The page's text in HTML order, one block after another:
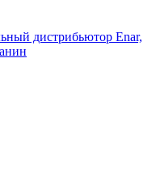
дистрибьютор Enar,